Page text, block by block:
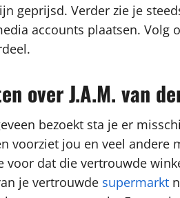
geprijsd. Verder zie je
accounts plaatsen. Volg
over J.A.M. van
bezoekt sta je er
voorziet jou en veel andere
dat die vertrouwde
je vertrouwde supermarkt